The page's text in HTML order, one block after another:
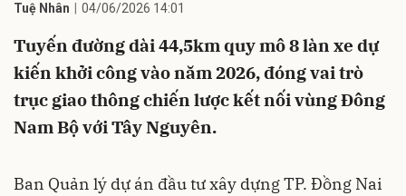
Tuệ Nhân 04/06/2026 14:01
Tuyến đường dài 44,5km quy mô 8 làn xe dự
kiến khởi công vào năm 2026, đóng vai trò
trục giao thông chiến lược kết nối vùng Đông
Nam Bộ với Tây Nguyên.
Ban Quản lý dự án đầu tư xây dựng TP. Đồng Nai
Hủy Gửi